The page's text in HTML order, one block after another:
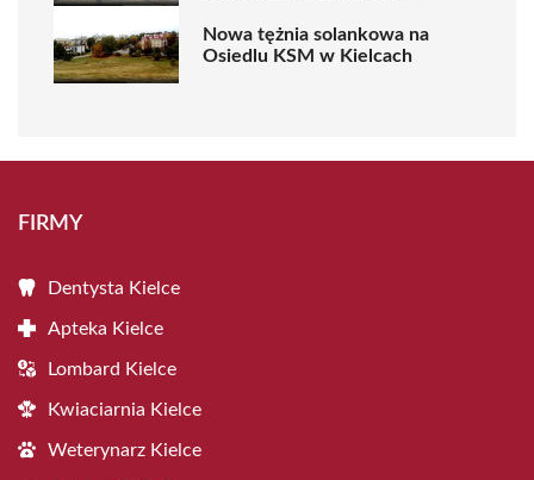
Nowa tężnia solankowa na
Osiedlu KSM w Kielcach
FIRMY
Dentysta Kielce
Apteka Kielce
Lombard Kielce
Kwiaciarnia Kielce
Weterynarz Kielce